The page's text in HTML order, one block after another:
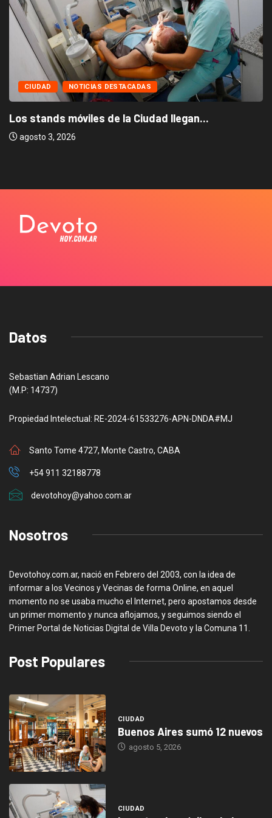
CIUDAD NOTICIAS DESTACADAS
Los stands móviles de la Ciudad llegan...
agosto 3, 2026
Datos
Sebastian Adrian Lescano
(M.P: 14737)
Propiedad Intelectual: RE-2024-61533276-APN-DNDA#MJ
Santo Tome 4727, Monte Castro, CABA
+54 911 32188778
devotohoy@yahoo.com.ar
Nosotros
Devotohoy.com.ar, nació en Febrero del 2003, con la idea de
informar a los Vecinos y Vecinas de forma Online, en aquel
momento no se usaba mucho el Internet, pero apostamos desde
un primer momento y nunca aflojamos, y seguimos siendo el
Primer Portal de Noticias Digital de Villa Devoto y la Comuna 11.
Post Populares
CIUDAD
Buenos Aires sumó 12 nuevos
agosto 5, 2026
CIUDAD